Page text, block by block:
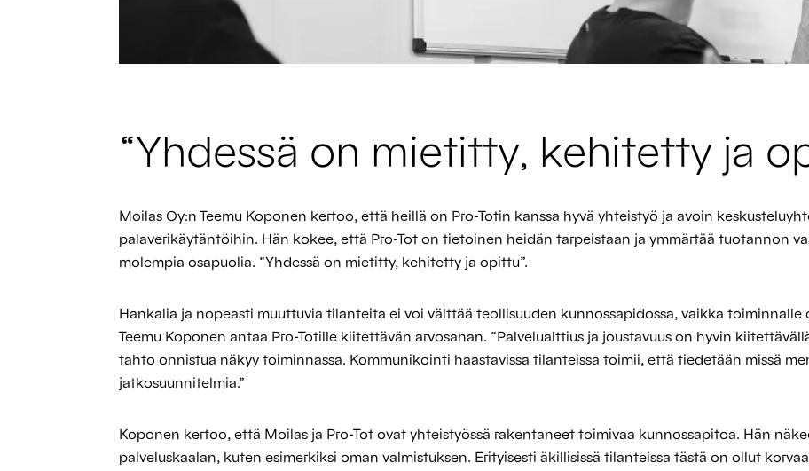
“Yhdessä on mietitty, kehitetty ja
Moilas Oy:n Teemu Koponen kertoo, että heillä on Pro-Totin kanssa hyvä yhteistyö ja avoin
palaverikäytäntöihin. Hän kokee, että Pro-Tot on tietoinen heidän tarpeistaan ja ymmärtää tuotannon
molempia osapuolia. “Yhdessä on mietitty, kehitetty ja opittu”.
Hankalia ja nopeasti muuttuvia tilanteita ei voi välttää teollisuuden kunnossapidossa, vaikka toiminnalle
Teemu Koponen antaa Pro-Totille kiitettävän arvosanan. “Palvelualttius ja joustavuus on hyvin
tahto onnistua näkyy toiminnassa. Kommunikointi haastavissa tilanteissa toimii, että tiedetään missä
jatkosuunnitelmia.”
Koponen kertoo, että Moilas ja Pro-Tot ovat yhteistyössä rakentaneet toimivaa kunnossapitoa. Hän
palveluskaalan, kuten esimerkiksi oman valmistuksen. Erityisesti äkillisissä tilanteissa tästä on ollut